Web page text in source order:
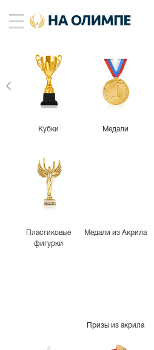
Кубки Медали
Пластиковые
фигурки
Медали из Акрила
Призы из акрила